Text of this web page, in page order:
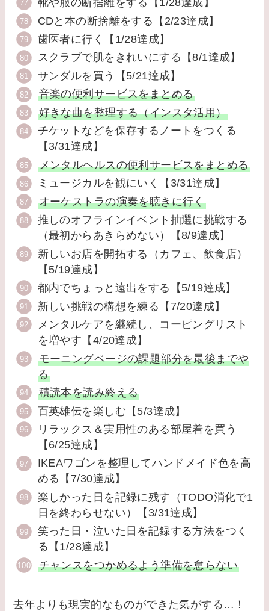
靴や服の断捨離をする【1/28達成】
CDと本の断捨離をする【2/23達成】
歯医者に行く【1/28達成】
スクラブで肌をきれいにする【8/1達成】
サンダルを買う【5/21達成】
音楽の便利サービスをまとめる
好きな曲を整理する（インスタ活用）
チケットなどを保存するノートをつくる
【3/31達成】
メンタルヘルスの便利サービスをまとめる
ミュージカルを観にいく【3/31達成】
オーケストラの演奏を聴きに行く
推しのオフラインイベント抽選に挑戦する
（最初からあきらめない）【8/9達成】
新しいお店を開拓する（カフェ、飲食店）
【5/19達成】
都内でちょっと遠出をする【5/19達成】
新しい挑戦の構想を練る【7/20達成】
メンタルケアを継続し、コーピングリスト
を増やす【4/20達成】
モーニングページの課題部分を最後までや
る
積読本を読み終える
百英雄伝を楽しむ【5/3達成】
リラックス＆実用性のある部屋着を買う
【6/25達成】
IKEAワゴンを整理してハンドメイド色を高
める【7/30達成】
楽しかった日を記録に残す（TODO消化で1
日を終わらせない）【3/31達成】
笑った日・泣いた日を記録する方法をつく
る【1/28達成】
チャンスをつかめるよう準備を怠らない
去年よりも現実的なものができた気がする…！